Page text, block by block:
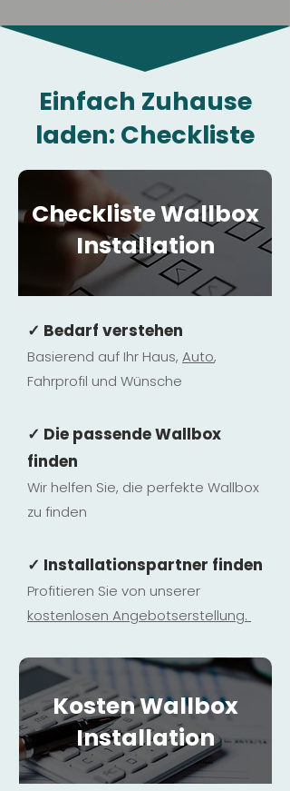
Einfach Zuhause
laden: Checkliste
Checkliste Wallbox
Installation
✓ Bedarf verstehen
Basierend auf Ihr Haus, Auto,
Fahrprofil und Wünsche
✓ Die passende Wallbox
finden
Wir helfen Sie, die perfekte Wallbox
zu finden
✓ Installationspartner finden
Profitieren Sie von unserer
kostenlosen Angebotserstellung.
Kosten Wallbox
Installation